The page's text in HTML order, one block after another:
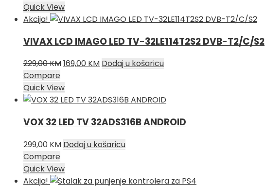
Quick View
Akcija!
VIVAX LCD IMAGO LED TV-32LE114T2S2 DVB-T2/C/S2
229,00KMIzvorna
bila
je:
169,00 KMTrenutna
169,00 KM.
Dodaj u košaricu
Compare
Quick View
VOX 32 LED TV 32ADS316B ANDROID
299,00 KM Dodaj u košaricu
Compare
Quick View
Akcija!